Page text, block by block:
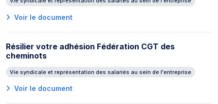
Voir le document
Résilier votre adhésion Fédération CGT des
cheminots
Vie syndicale et représentation des salariés au sein de l'entreprise
Voir le document